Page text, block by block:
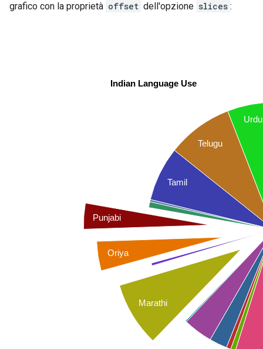
grafico con la proprietà offset dell'opzione slices :